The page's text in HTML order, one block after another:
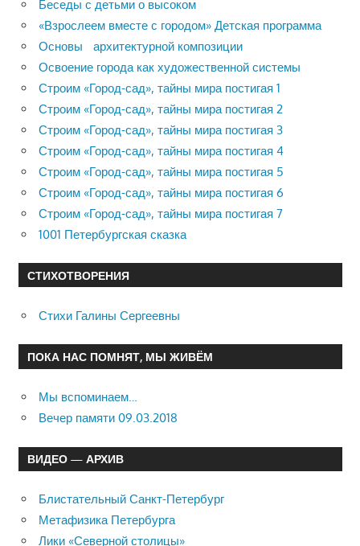
Беседы с детьми о высоком
«Взрослеем вместе с городом» Детская программа
Основы архитектурной композиции
Освоение города как художественной системы
Строим «Город-сад», тайны мира постигая 1
Строим «Город-сад», тайны мира постигая 2
Строим «Город-сад», тайны мира постигая 3
Строим «Город-сад», тайны мира постигая 4
Строим «Город-сад», тайны мира постигая 5
Строим «Город-сад», тайны мира постигая 6
Строим «Город-сад», тайны мира постигая 7
1001 Петербургская сказка
СТИХОТВОРЕНИЯ
Стихи Галины Сергеевны
ПОКА НАС ПОМНЯТ, МЫ ЖИВЁМ
Мы вспоминаем…
Вечер памяти 09.03.2018
ВИДЕО — АРХИВ
Блистательный Санкт-Петербург
Метафизика Петербурга
Лики «Северной столицы»